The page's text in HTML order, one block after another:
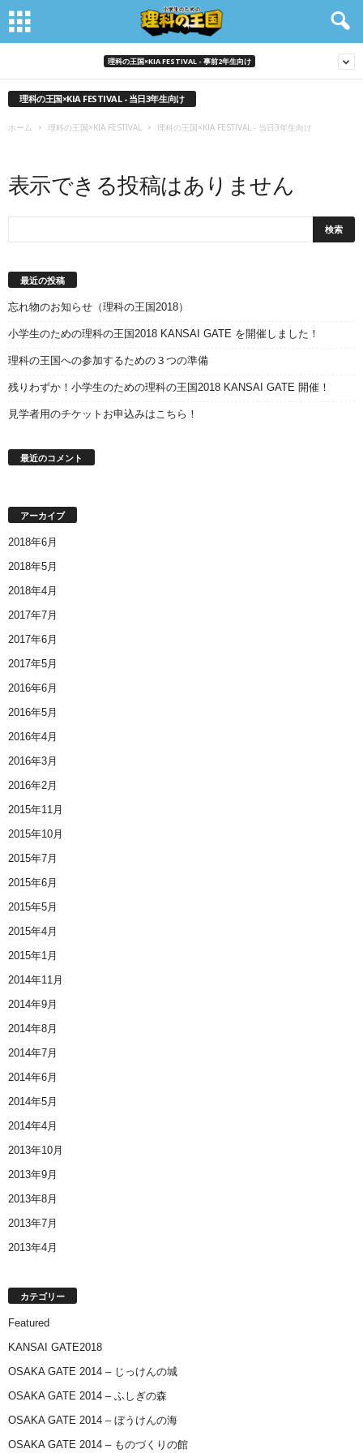
理科の王国×KIA FESTIVAL - 事前2年生向け
理科の王国×KIA FESTIVAL - 当日3年生向け
ホーム 理科の王国×KIA FESTIVAL 理科の王国×KIA FESTIVAL - 当日3年生向け
表示できる投稿はありません
最近の投稿
忘れ物のお知らせ（理科の王国2018）
小学生のための理科の王国2018 KANSAI GATE を開催しました！
理科の王国への参加するための３つの準備
残りわずか！小学生のための理科の王国2018 KANSAI GATE 開催！
見学者用のチケットお申込みはこちら！
最近のコメント
アーカイブ
2018年6月
2018年5月
2018年4月
2017年7月
2017年6月
2017年5月
2016年6月
2016年5月
2016年4月
2016年3月
2016年2月
2015年11月
2015年10月
2015年7月
2015年6月
2015年5月
2015年4月
2015年1月
2014年11月
2014年9月
2014年8月
2014年7月
2014年6月
2014年5月
2014年4月
2013年10月
2013年9月
2013年8月
2013年7月
2013年4月
カテゴリー
Featured
KANSAI GATE2018
OSAKA GATE 2014 – じっけんの城
OSAKA GATE 2014 – ふしぎの森
OSAKA GATE 2014 – ぼうけんの海
OSAKA GATE 2014 – ものづくりの館